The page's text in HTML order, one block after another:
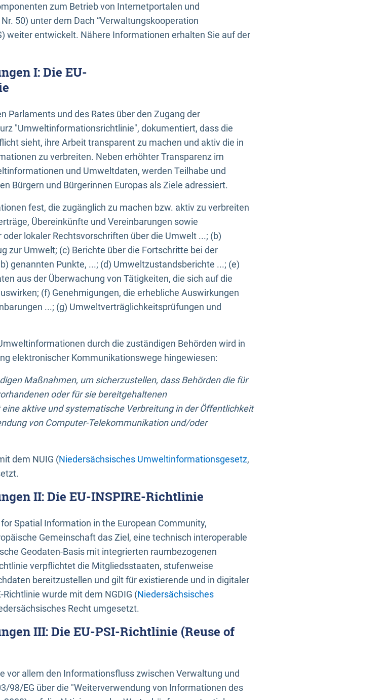
zum Betrieb von Internetportalen und
50) unter dem Dach “Verwaltungskooperation
weiter entwickelt. Nähere Informationen erhalten Sie auf der
I: Die EU-
Parlaments und des Rates über den Zugang der
"Umweltinformationsrichtlinie", dokumentiert, dass die
sieht, ihre Arbeit transparent zu machen und aktiv die in
zu verbreiten. Neben erhöhter Transparenz im
und Umweltdaten, werden Teilhabe und
Bürgern und Bürgerinnen Europas als Ziele adressiert.
fest, die zugänglich zu machen bzw. aktiv zu verbreiten
Übereinkünfte und Vereinbarungen sowie
lokaler Rechtsvorschriften über die Umwelt ...; (b)
zur Umwelt; (c) Berichte über die Fortschritte bei der
genannten Punkte, ...; (d) Umweltzustandsberichte ...; (e)
aus der Überwachung von Tätigkeiten, die sich auf die
(f) Genehmigungen, die erhebliche Auswirkungen
...; (g) Umweltverträglichkeitsprüfungen und
durch die zuständigen Behörden wird in
elektronischer Kommunikationswege hingewiesen:
Maßnahmen, um sicherzustellen, dass Behörden die für
oder für sie bereitgehaltenen
aktive und systematische Verbreitung in der Öffentlichkeit
von Computer-Telekommunikation und/oder
dem NUIG (Niedersächsisches Umweltinformationsgesetz,
II: Die EU-INSPIRE-Richtlinie
Spatial Information in the European Community,
Gemeinschaft das Ziel, eine technisch interoperable
Geodaten-Basis mit integrierten raumbezogenen
verpflichtet die Mitgliedsstaaten, stufenweise
bereitzustellen und gilt für existierende und in digitaler
wurde mit dem NGDIG (Niedersächsisches
Recht umgesetzt.
III: Die EU-PSI-Richtlinie (Reuse of
vor allem den Informationsfluss zwischen Verwaltung und
98/EG über die "Weiterverwendung von Informationen des